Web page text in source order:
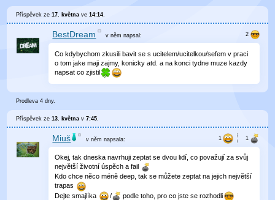
Příspěvek ze17. května ve14:14.
BestDream v němnapsal:
Co kdybychom zkusili bavit se s ucitelem/ucitelkou/sefem v praci
o tom jake maji zajmy, konicky atd. a na konci tydne muze kazdy
napsat co zjistil
Prodleva 4 dny.
Příspěvek ze13. května v7:45
Miuš v němnapsala:
Okej, tak dneska navrhuji zeptat se dvou lidí, co považují za svůj
největší životní úspěch a fail
Kdo chce něco méně deep, tak se můžete zeptat na jejich největší
trapas
Dejte smajlíka
/ podle toho, pro co jste se rozhodli